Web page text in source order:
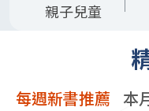
親子兒童
每週新書推薦 本